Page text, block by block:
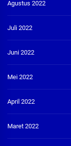
Agustus 2022
Juli 2022
Juni 2022
Mei 2022
April 2022
Maret 2022